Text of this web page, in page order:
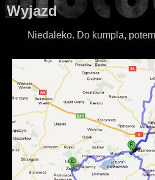
Wyjazd
Niedaleko. Do kumpla,